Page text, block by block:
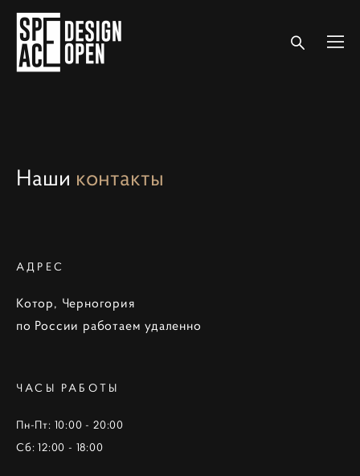
Наши контакты
АДРЕС
Котор, Черногория
по России работаем удаленно
ЧАСЫ РАБОТЫ
Пн-Пт: 10:00 - 20:00
Сб: 12:00 - 18:00